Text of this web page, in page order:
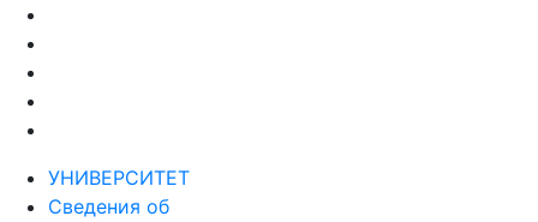
УНИВЕРСИТЕТ
Сведения об